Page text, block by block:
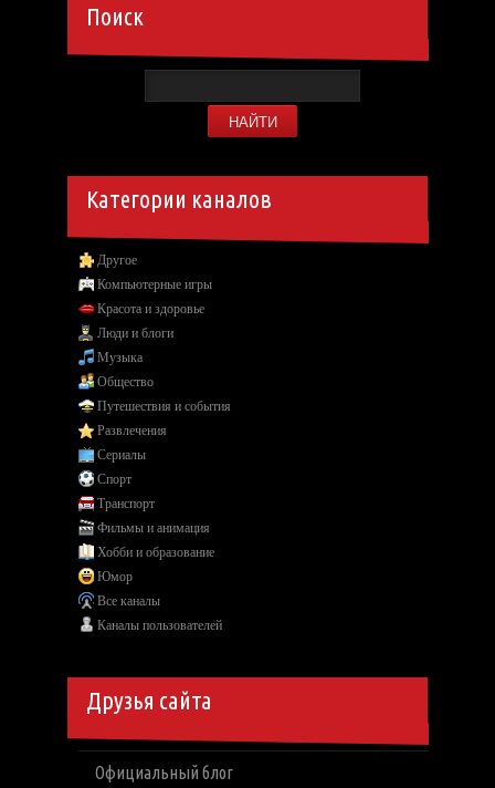
Поиск
Категории каналов
Другое
Компьютерные игры
Красота и здоровье
Люди и блоги
Музыка
Общество
Путешествия и события
Развлечения
Сериалы
Спорт
Транспорт
Фильмы и анимация
Хобби и образование
Юмор
Все каналы
Каналы пользователей
Друзья сайта
Официальный блог